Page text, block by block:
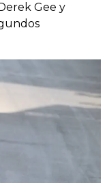
Gee y